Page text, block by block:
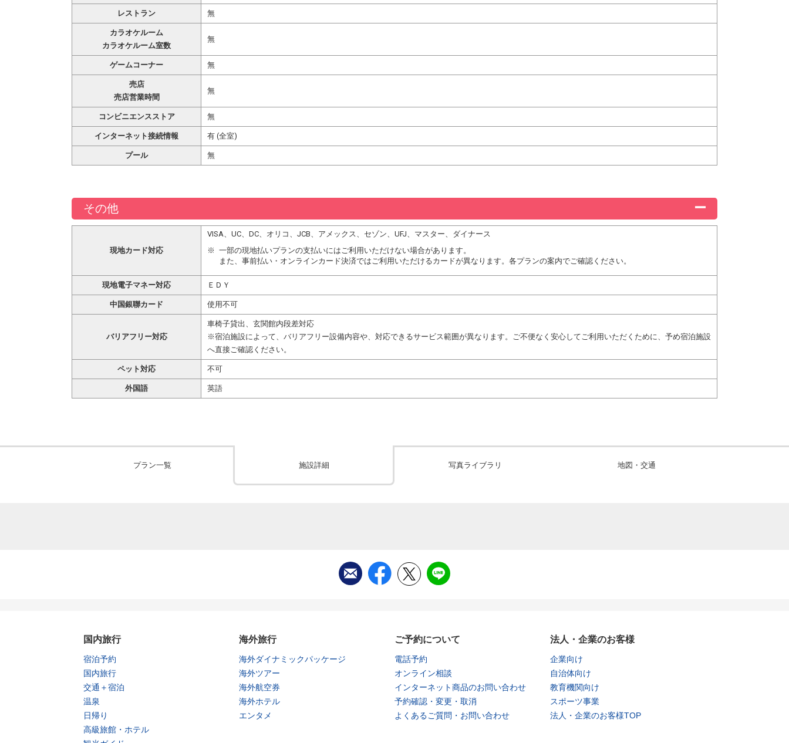
レストラン 無
カラオケルーム
カラオケルーム室数
無
ゲームコーナー 無
売店
売店営業時間
無
コンビニエンスストア 無
インターネット接続情報 有 (全室)
プール 無
その他
現地カード対応
VISA、UC、DC、オリコ、JCB、アメックス、セゾン、UFJ、マスター、ダイナース
一部の現地払いプランの支払いにはご利用いただけない場合があります。
また、事前払い・オンラインカード決済ではご利用いただけるカードが異なります。各プランの案内でご確認ください。
現地電子マネー対応 ＥＤＹ
中国銀聯カード 使用不可
バリアフリー対応
車椅子貸出、玄関館内段差対応
※宿泊施設によって、バリアフリー設備内容や、対応できるサービス範囲が異なります。ご不便なく安心してご利用いただくために、予め宿泊施設
へ直接ご確認ください。
ペット対応 不可
外国語 英語
プラン一覧 施設詳細 写真ライブラリ 地図・交通
国内旅行
宿泊予約
国内旅行
交通＋宿泊
温泉
日帰り
高級旅館・ホテル
海外旅行
海外ダイナミックパッケージ
海外ツアー
海外航空券
海外ホテル
エンタメ
ご予約について
電話予約
オンライン相談
インターネット商品のお問い合わせ
予約確認・変更・取消
よくあるご質問・お問い合わせ
法人・企業のお客様
企業向け
自治体向け
教育機関向け
スポーツ事業
法人・企業のお客様TOP